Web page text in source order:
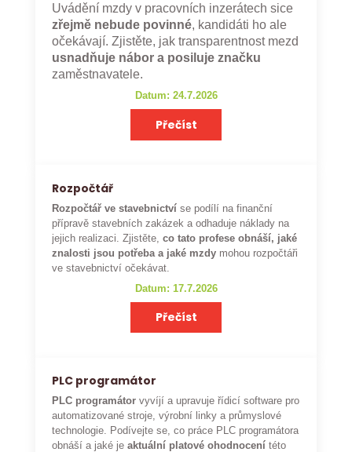
Uvádění mzdy v pracovních inzerátech sice
zřejmě nebude povinné, kandidáti ho ale
očekávají. Zjistěte, jak transparentnost mezd
usnadňuje nábor a posiluje značku
zaměstnavatele.
Datum: 24.7.2026
Přečíst
Rozpočtář
Rozpočtář ve stavebnictví se podílí na finanční
přípravě stavebních zakázek a odhaduje náklady na
jejich realizaci. Zjistěte,co tato profese obnáší, jaké
znalosti jsou potřeba a jaké mzdy mohou rozpočtáři
ve stavebnictví očekávat.
Datum: 17.7.2026
Přečíst
PLC programátor
PLC programátor vyvíjí a upravuje řídicí software pro
automatizované stroje, výrobní linky a průmyslové
technologie. Podívejte se, co práce PLC programátora
obnáší a jaké je aktuální platové ohodnocení této